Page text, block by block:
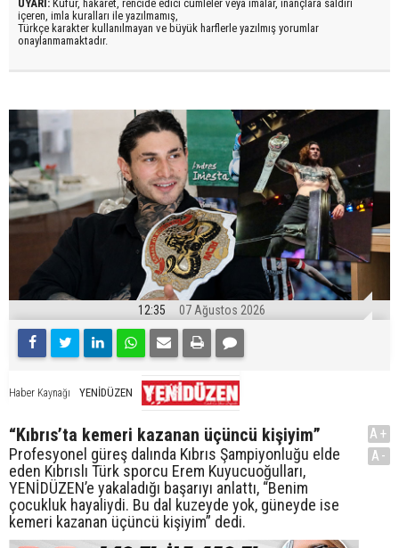
UYARI: Küfür, hakaret, rencide edici cümleler veya imalar, inançlara saldırı
içeren, imla kuralları ile yazılmamış,
Türkçe karakter kullanılmayan ve büyük harflerle yazılmış yorumlar
onaylanmamaktadır.
12:35 07 Ağustos 2026
Haber Kaynağı YENİDÜZEN
“Kıbrıs’ta kemeri kazanan üçüncü kişiyim”
Profesyonel güreş dalında Kıbrıs Şampiyonluğu elde
eden Kıbrıslı Türk sporcu Erem Kuyucuoğulları,
YENİDÜZEN’e yakaladığı başarıyı anlattı, “Benim
çocukluk hayaliydi. Bu dal kuzeyde yok, güneyde ise
kemeri kazanan üçüncü kişiyim” dedi.
A+
A-